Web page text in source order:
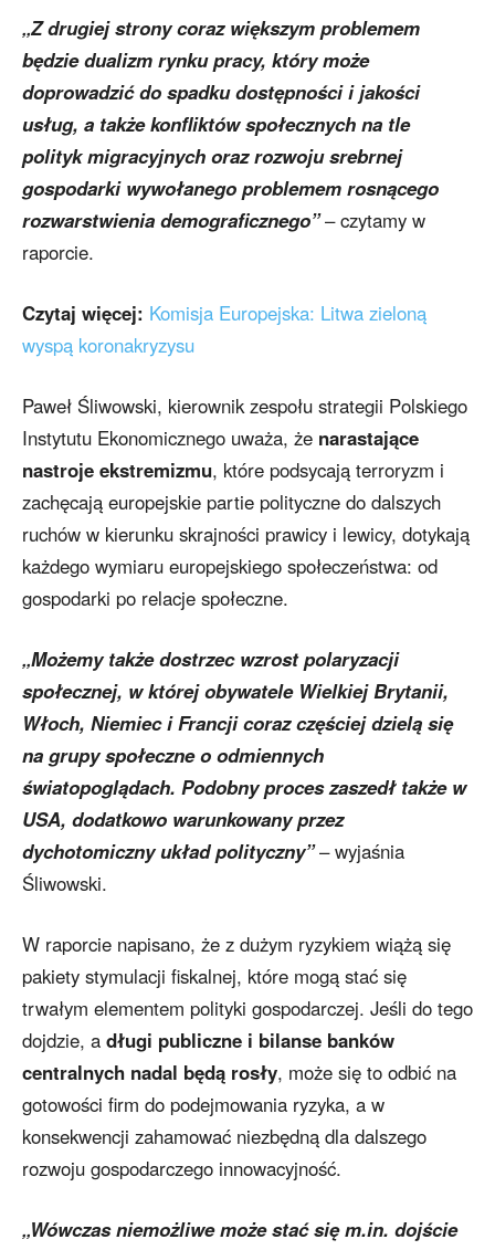
„Z drugiej strony coraz większym problemem
będzie dualizm rynku pracy, który może
doprowadzić do spadku dostępności i jakości
usług, a także konfliktów społecznych na tle
polityk migracyjnych oraz rozwoju srebrnej
gospodarki wywołanego problemem rosnącego
rozwarstwienia demograficznego”– czytamy w
raporcie.
Czytaj więcej: Komisja Europejska: Litwa zieloną
wyspą koronakryzysu
Paweł Śliwowski, kierownik zespołu strategii Polskiego
Instytutu Ekonomicznego uważa, że narastające
nastroje ekstremizmu, które podsycają terroryzm i
zachęcają europejskie partie polityczne do dalszych
ruchów w kierunku skrajności prawicy i lewicy, dotykają
każdego wymiaru europejskiego społeczeństwa: od
gospodarki po relacje społeczne.
„Możemy także dostrzec wzrost polaryzacji
społecznej, w której obywatele Wielkiej Brytanii,
Włoch, Niemiec i Francji coraz częściej dzielą się
na grupy społeczne o odmiennych
światopoglądach. Podobny proces zaszedł także w
USA, dodatkowo warunkowany przez
dychotomiczny układ polityczny”– wyjaśnia
Śliwowski.
W raporcie napisano, że z dużym ryzykiem wiążą się
pakiety stymulacji fiskalnej, które mogą stać się
trwałym elementem polityki gospodarczej. Jeśli do tego
dojdzie, a długi publiczne i bilanse banków
centralnych nadal będą rosły, może się to odbić na
gotowości firm do podejmowania ryzyka, a w
konsekwencji zahamować niezbędną dla dalszego
rozwoju gospodarczego innowacyjność.
„Wówczas niemożliwe może stać się m.in. dojście